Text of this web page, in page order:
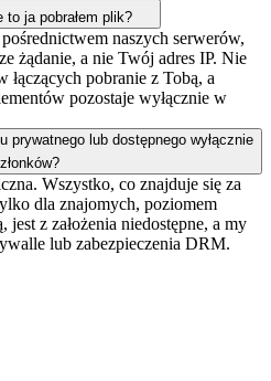
ja pobrałem plik?
naszych serwerów,
żądanie, a nie Twój adres IP. Nie
pobranie z Tobą, a
pozostaje wyłącznie w
prywatnego lub dostępnego wyłącznie
Wszystko, co znajduje się za
dla znajomych, poziomem
z założenia niedostępne, a my
lub zabezpieczenia DRM.